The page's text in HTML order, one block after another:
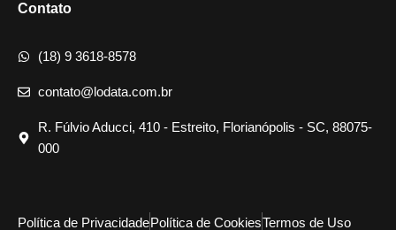
Contato
(18) 9 3618-8578
contato@lodata.com.br
R. Fúlvio Aducci, 410 - Estreito, Florianópolis - SC, 88075-
000
Política de PrivacidadePolítica de CookiesTermos de Uso